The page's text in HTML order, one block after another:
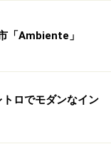
「Ambiente」
ロでモダンなイン